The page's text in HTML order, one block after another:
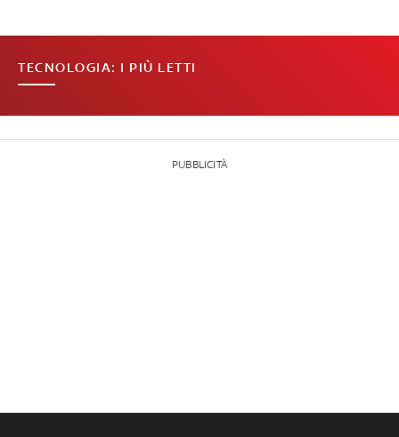
TECNOLOGIA: I PIÙ LETTI
PUBBLICITÀ